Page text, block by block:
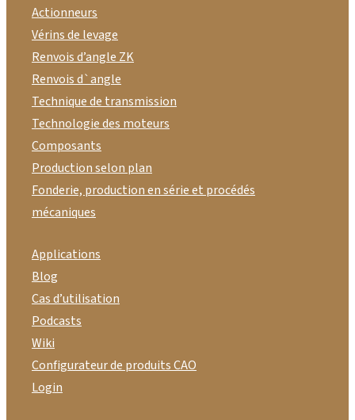
Actionneurs
Vérins de levage
Renvois d’angle ZK
Renvois d`angle
Technique de transmission
Technologie des moteurs
Composants
Production selon plan
Fonderie, production en série et procédés
mécaniques
Applications
Blog
Cas d’utilisation
Podcasts
Wiki
Configurateur de produits CAO
Login